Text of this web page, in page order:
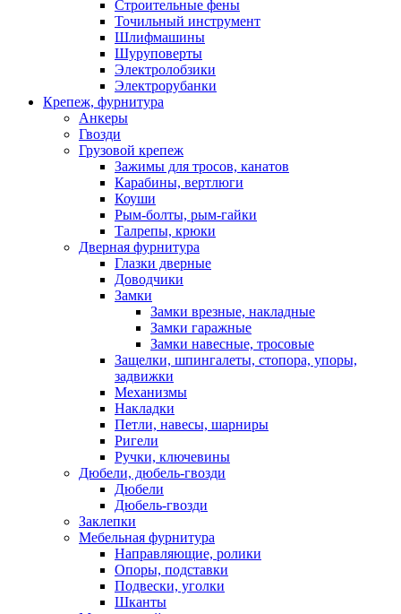
Строительные фены
Точильный инструмент
Шлифмашины
Шуруповерты
Электролобзики
Электрорубанки
Крепеж, фурнитура
Анкеры
Гвозди
Грузовой крепеж
Зажимы для тросов, канатов
Карабины, вертлюги
Коуши
Рым-болты, рым-гайки
Талрепы, крюки
Дверная фурнитура
Глазки дверные
Доводчики
Замки
Замки врезные, накладные
Замки гаражные
Замки навесные, тросовые
Защелки, шпингалеты, стопора, упоры,
задвижки
Механизмы
Накладки
Петли, навесы, шарниры
Ригели
Ручки, ключевины
Дюбели, дюбель-гвозди
Дюбели
Дюбель-гвозди
Заклепки
Мебельная фурнитура
Направляющие, ролики
Опоры, подставки
Подвески, уголки
Шканты